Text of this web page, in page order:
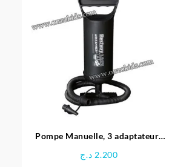
Pompe Manuelle, 3 adaptateurs
2.200 د.ج